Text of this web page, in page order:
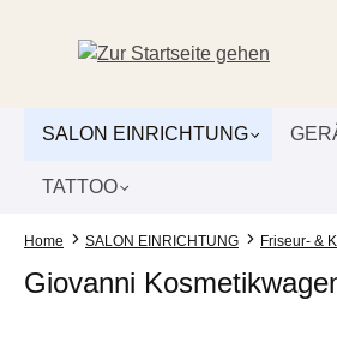
SALON EINRICHTUNG
TATTOO
Home SALON EINRICHTUNG Friseur- &
Giovanni